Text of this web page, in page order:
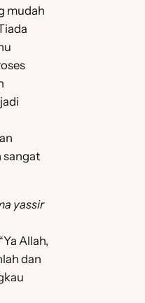
mudah
sangat
yassir
“Ya Allah,
dan